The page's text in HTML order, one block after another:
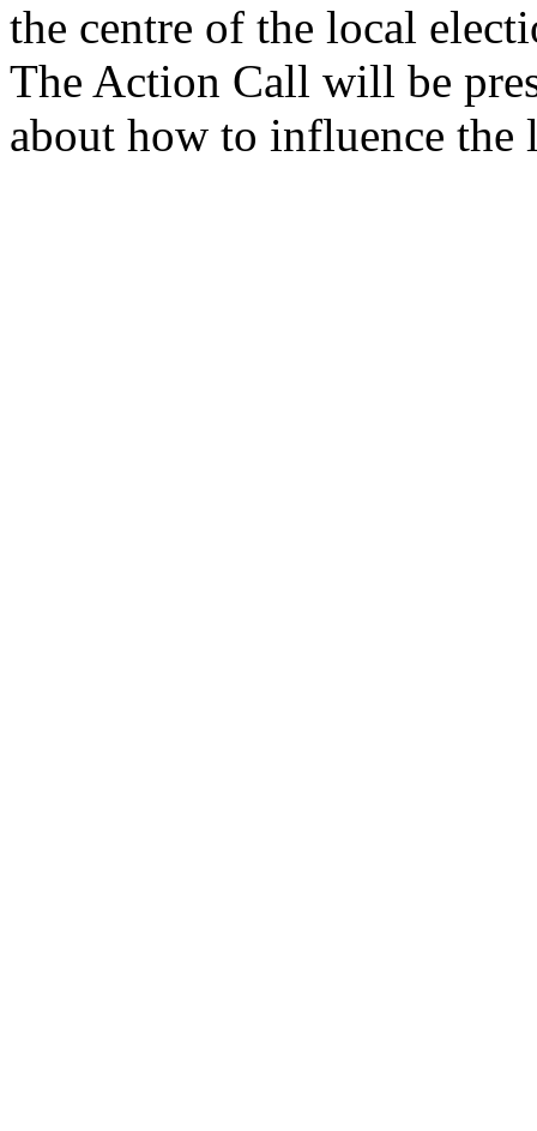
the centre of the local
The Action Call will be
about how to influence the